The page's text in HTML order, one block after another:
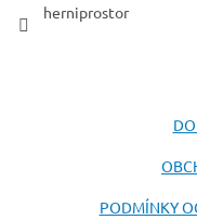
herniprostor
PODMÍNKY